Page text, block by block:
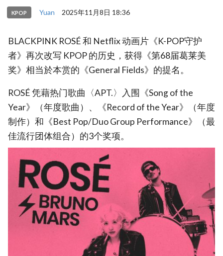
KPOP Yuan 2025年11月8日 18:36
BLACKPINK ROSÉ 和 Netflix 动画片《K-POP守护
者》再次改写 KPOP 的历史，获得《第68届葛莱美
奖》相当於本赏的《General Fields》的提名。
ROSÉ 凭藉热门歌曲〈APT.〉入围《Song of the
Year》（年度歌曲）、《Record of the Year》（年度
制作）和《Best Pop/Duo Group Performance》（最
佳流行团体组合）的3个奖项。